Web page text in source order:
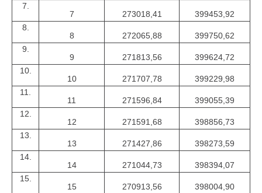
7.
7
273018,41
399453,92
8.
8
272065,88
399750,62
9.
9
271813,56
399624,72
10.
10
271707,78
399229,98
11.
11
271596,84
399055,39
12.
12
271591,68
398856,73
13.
13
271427,86
398273,59
14.
14
271044,73
398394,07
15.
15
270913,56
398004,90